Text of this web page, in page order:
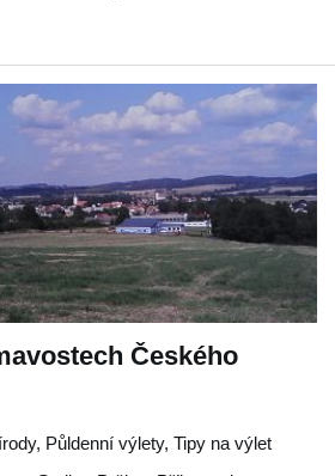
Českého
Půldenní výlety, Tipy na výlet